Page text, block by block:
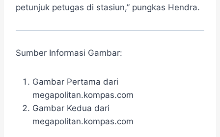
petunjuk petugas di stasiun,” pungkas Hendra.
Sumber Informasi Gambar:
Gambar Pertama dari
megapolitan.kompas.com
Gambar Kedua dari
megapolitan.kompas.com